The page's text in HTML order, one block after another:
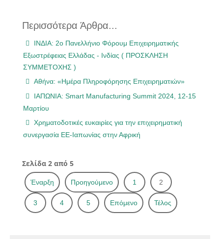
Περισσότερα Άρθρα...
ΙΝΔΙΑ: 2ο Πανελλήνιο Φόρουμ Επιχειρηματικής
Εξωστρέφειας Ελλάδας - Ινδίας ( ΠΡΟΣΚΛΗΣΗ
ΣΥΜΜΕΤΟΧΗΣ )
Αθήνα: «Ημέρα Πληροφόρησης Επιχειρηματιών»
ΙΑΠΩΝΙΑ: Smart Manufacturing Summit 2024, 12-15
Μαρτίου
Χρηματοδοτικές ευκαιρίες για την επιχειρηματική
συνεργασία ΕΕ-Ιαπωνίας στην Αφρική
Σελίδα 2 από 5
Έναρξη Προηγούμενο 1 2
3 4 5 Επόμενο Τέλος